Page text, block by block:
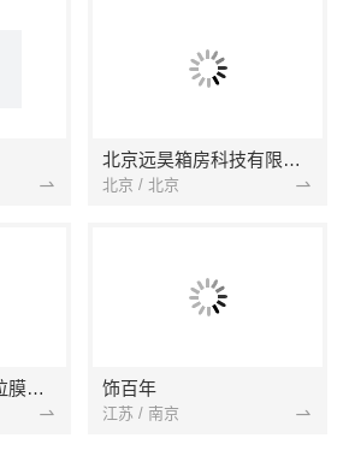
北京远昊箱房科技有限公司
北京 / 北京
湖南膜结构车棚张拉膜棚汽车充电桩棚 饰百年
江苏 / 南京